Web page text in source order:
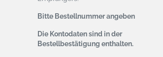
Bitte Bestellnummer angeben
Die Kontodaten sind in der
Bestellbestätigung enthalten.